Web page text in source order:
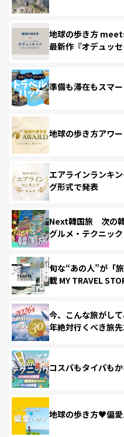
地球の歩き方
最新作『オデュッセ
準備も滞在もスマ
地球の歩き方アワ
エアラインランキ
グ形式で発表
Next韓国旅 次の韓
グルメ・テクニック
旬な“あの人”が「
載 MY TRAVEL
今、こんな旅がし
年絶対行くべき旅
コスパもタイパも
地球の歩き方♥偏愛